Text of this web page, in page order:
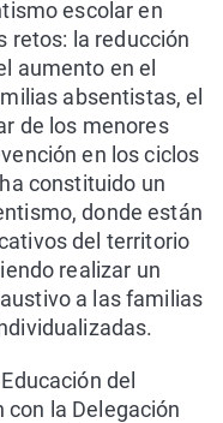
escolar en
retos: la reducción
aumento en el
absentistas, el
de los menores
en los ciclos
constituido un
donde están
del territorio
realizar un
a las familias
del
la Delegación